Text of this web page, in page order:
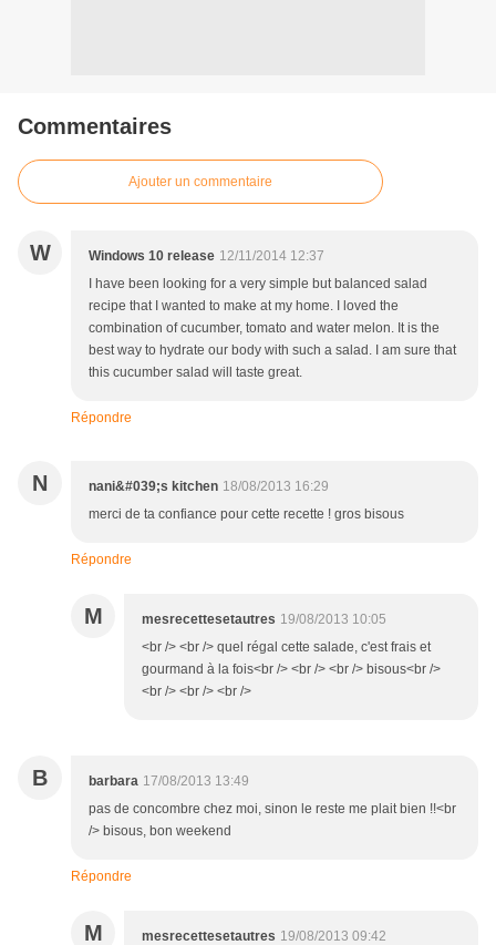
Commentaires
Ajouter un commentaire
W Windows 10 release 12/11/2014 12:37
I have been looking for a very simple but balanced salad
recipe that I wanted to make at my home. I loved the
combination of cucumber, tomato and water melon. It is the
best way to hydrate our body with such a salad. I am sure that
this cucumber salad will taste great.
Répondre
N nani&#039;s kitchen 18/08/2013 16:29
merci de ta confiance pour cette recette ! gros bisous
Répondre
M mesrecettesetautres 19/08/2013 10:05
<br /> <br /> quel régal cette salade, c'est frais et
gourmand à la fois<br /> <br /> <br /> bisous<br />
<br /> <br /> <br />
B barbara 17/08/2013 13:49
pas de concombre chez moi, sinon le reste me plait bien !!<br
/> bisous, bon weekend
Répondre
M mesrecettesetautres 19/08/2013 09:42